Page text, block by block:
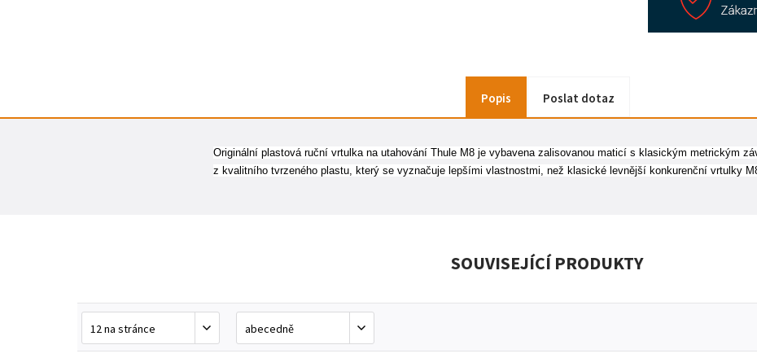
Popis Poslat dotaz
Originální plastová ruční vrtulka na utahování Thule M8 je vybavena zalisovanou maticí s klasickým metrickým
z kvalitního tvrzeného plastu, který se vyznačuje lepšími vlastnostmi, než klasické levnější konkurenční vrtulky
SOUVISEJÍCÍ PRODUKTY